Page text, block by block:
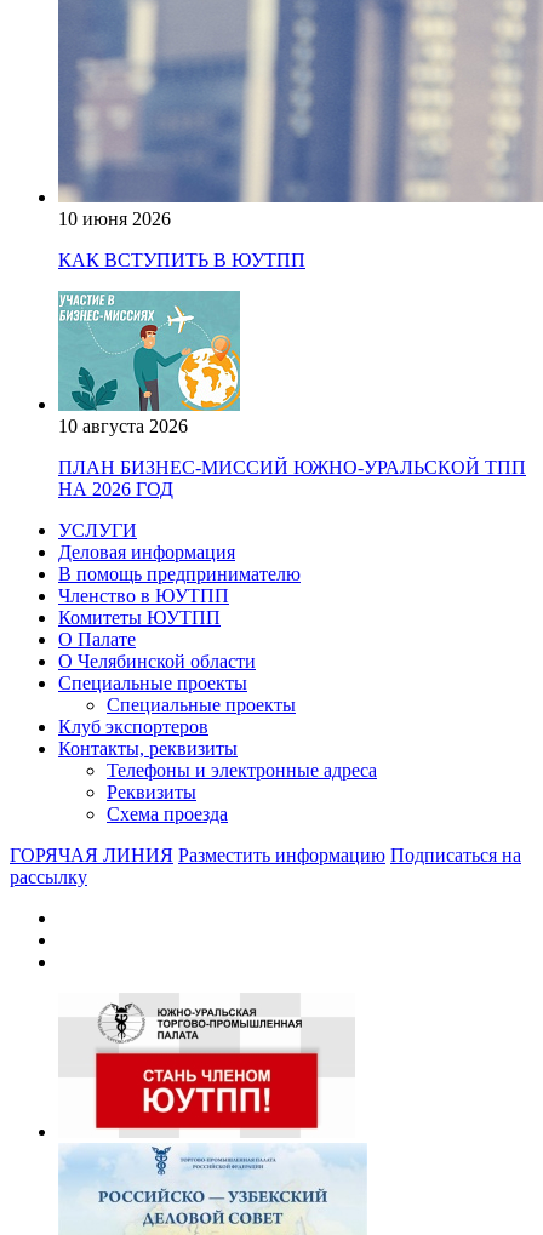
10 июня 2026
КАК ВСТУПИТЬ В ЮУТПП
10 августа 2026
ПЛАН БИЗНЕС-МИССИЙ ЮЖНО-УРАЛЬСКОЙ ТПП
НА 2026 ГОД
УСЛУГИ
Деловая информация
В помощь предпринимателю
Членство в ЮУТПП
Комитеты ЮУТПП
О Палате
О Челябинской области
Специальные проекты
Специальные проекты
Клуб экспортеров
Контакты, реквизиты
Телефоны и электронные адреса
Реквизиты
Схема проезда
ГОРЯЧАЯ ЛИНИЯ Разместить информацию Подписаться на
рассылку